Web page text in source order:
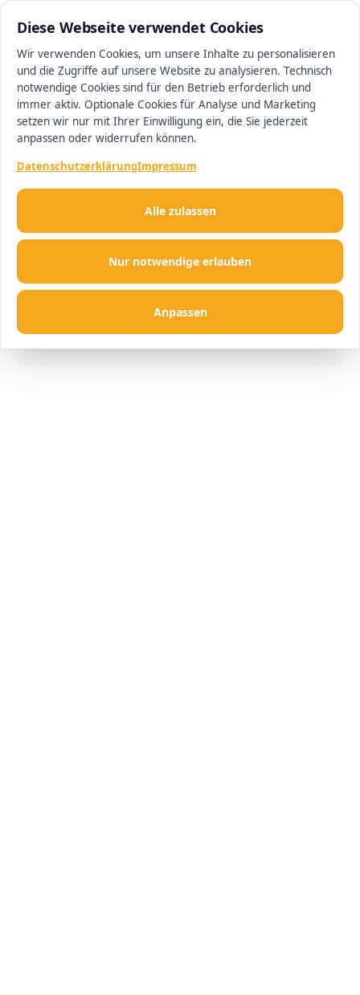
Diese Webseite verwendet Cookies
Wir verwenden Cookies, um unsere Inhalte zu personalisieren
und die Zugriffe auf unsere Website zu analysieren. Technisch
notwendige Cookies sind für den Betrieb erforderlich und
immer aktiv. Optionale Cookies für Analyse und Marketing
setzen wir nur mit Ihrer Einwilligung ein, die Sie jederzeit
anpassen oder widerrufen können.
DatenschutzerklärungImpressum
Nur notwendige erlauben
Anpassen
Alle zulassen